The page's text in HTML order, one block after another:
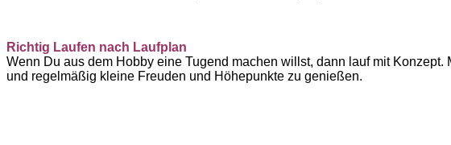
Richtig Laufen nach Laufplan
Wenn Du aus dem Hobby eine Tugend machen willst, dann lauf mit
und regelmäßig kleine Freuden und Höhepunkte zu genießen.